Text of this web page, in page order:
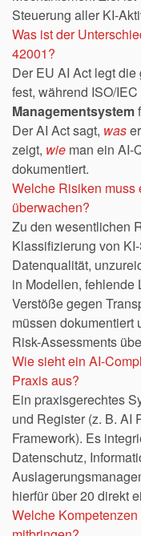
Steuerung aller KI-
Was ist der
42001?
Der EU AI Act legt
fest, während ISO/
Managementsystem
Der AI Act sagt, was
zeigt, wie man ein AI-
dokumentiert.
Welche Risiken muss
überwachen?
Zu den wesentlichen
Klassifizierung von
Datenqualität,
in Modellen, fehlende
Verstöße gegen
müssen dokumentiert
Risk-Assessments
Wie sieht ein AI-
Praxis aus?
Ein praxisgerechtes
und Register (z. B. AI
Framework). Es
Datenschutz,
hierfür über 20 direkt
Welche